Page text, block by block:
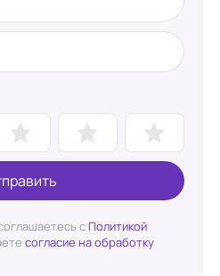
с Политикой
согласие на обработку